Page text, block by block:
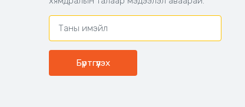
Бүртгүүлэх